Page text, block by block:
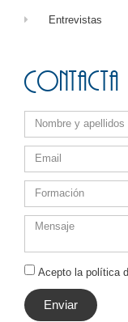
Entrevistas
Contacta
Acepto la política
Enviar